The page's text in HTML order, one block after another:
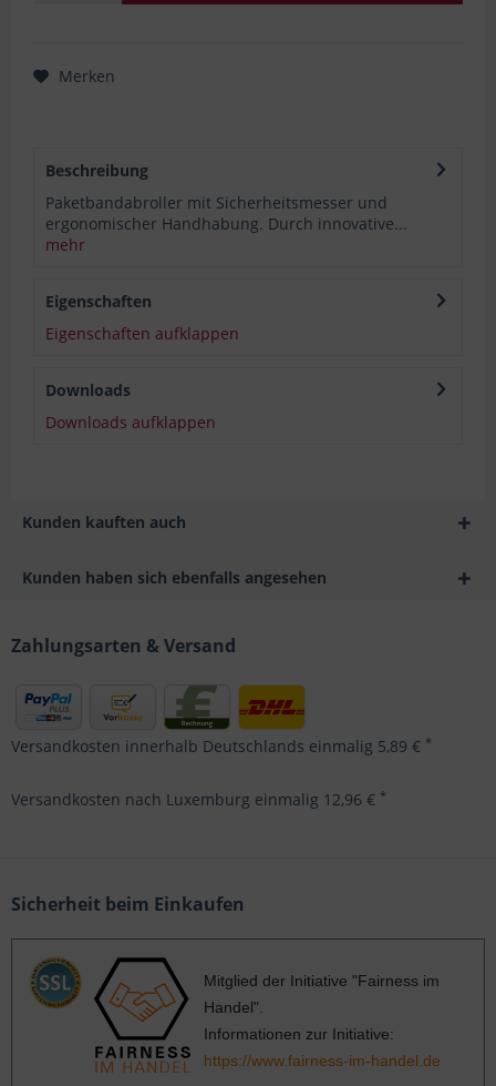
Merken
Beschreibung
Paketbandabroller mit Sicherheitsmesser und
ergonomischer Handhabung. Durch innovative...
mehr
Eigenschaften
Eigenschaften aufklappen
Downloads
Downloads aufklappen
Kunden kauften auch
Kunden haben sich ebenfalls angesehen
Zahlungsarten & Versand
Versandkosten innerhalb Deutschlands einmalig 5,89 € *
Versandkosten nach Luxemburg einmalig 12,96 € *
Sicherheit beim Einkaufen
Mitglied der Initiative "Fairness im
Handel".
Informationen zur Initiative:
https://www.fairness-im-handel.de